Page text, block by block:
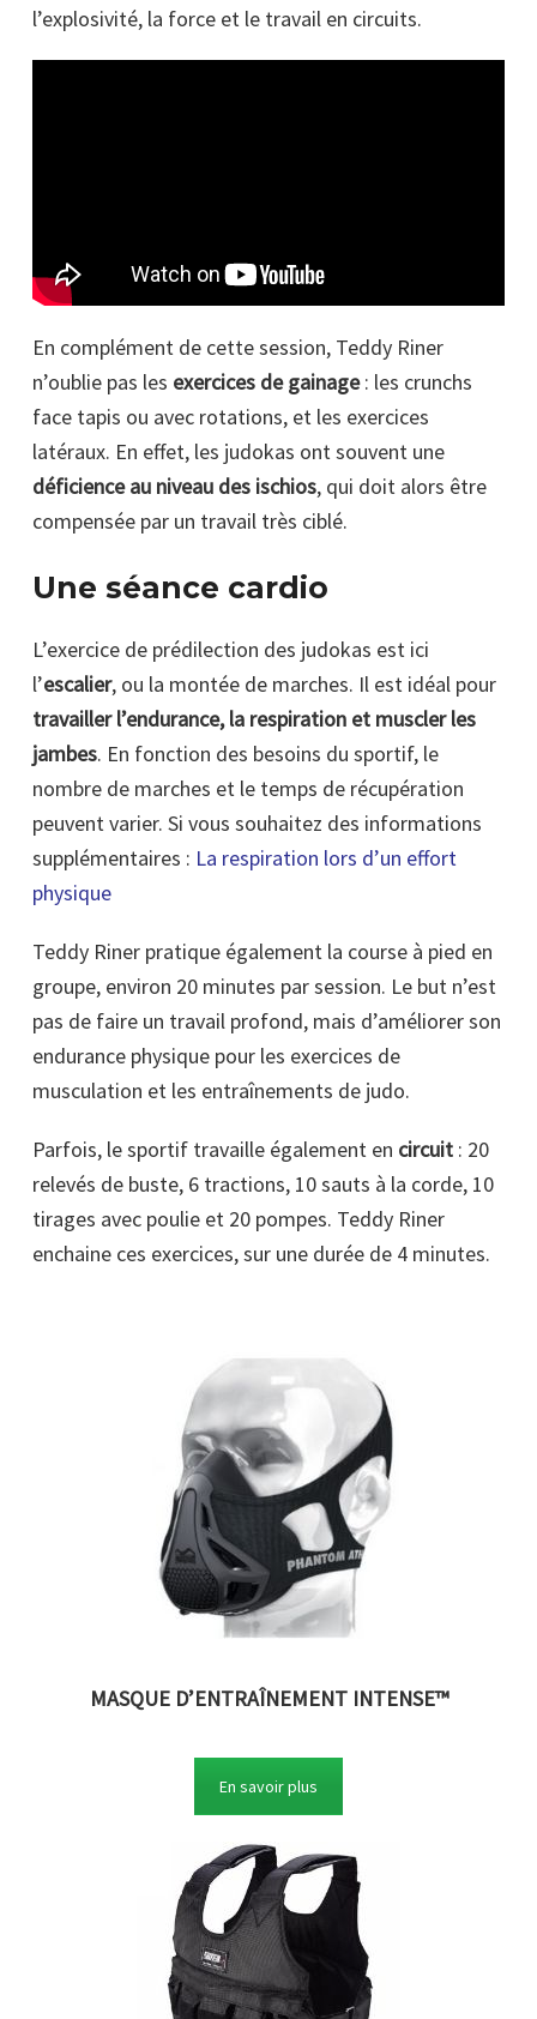
l’explosivité, la force et le travail en circuits.
En complément de cette session, Teddy Riner
n’oublie pas les exercices de gainage: les crunchs
face tapis ou avec rotations, et les exercices
latéraux. En effet, les judokas ont souvent une
déficience au niveau des ischios, qui doit alors être
compensée par un travail très ciblé.
Une séance cardio
L’exercice de prédilection des judokas est ici
l’escalier, ou la montée de marches. Il est idéal pour
travailler l’endurance, la respiration et muscler les
jambes. En fonction des besoins du sportif, le
nombre de marches et le temps de récupération
peuvent varier. Si vous souhaitez des informations
supplémentaires : La respiration lors d’un effort
physique
Teddy Riner pratique également la course à pied en
groupe, environ 20 minutes par session. Le but n’est
pas de faire un travail profond, mais d’améliorer son
endurance physique pour les exercices de
musculation et les entraînements de judo.
Parfois, le sportif travaille également en circuit : 20
relevés de buste, 6 tractions, 10 sauts à la corde, 10
tirages avec poulie et 20 pompes. Teddy Riner
enchaine ces exercices, sur une durée de 4 minutes.
MASQUE D’ENTRAÎNEMENT INTENSE™
En savoir plus